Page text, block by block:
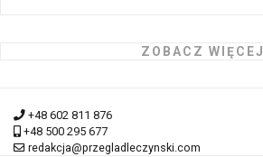
ZOBACZ WIĘCEJ
+48 602 811 876
+48 500 295 677
redakcja@przegladleczynski.com